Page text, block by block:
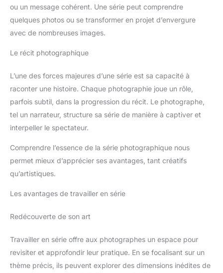
ou un message cohérent. Une série peut comprendre
quelques photos ou se transformer en projet d’envergure
avec de nombreuses images.
Le récit photographique
L’une des forces majeures d’une série est sa capacité à
raconter une histoire. Chaque photographie joue un rôle,
parfois subtil, dans la progression du récit. Le photographe,
tel un narrateur, structure sa série de manière à captiver et
interpeller le spectateur.
Comprendre l’essence de la série photographique nous
permet mieux d’apprécier ses avantages, tant créatifs
qu’artistiques.
Les avantages de travailler en série
Redécouverte de son art
Travailler en série offre aux photographes un espace pour
revisiter et approfondir leur pratique. En se focalisant sur un
thème précis, ils peuvent explorer des dimensions inédites de